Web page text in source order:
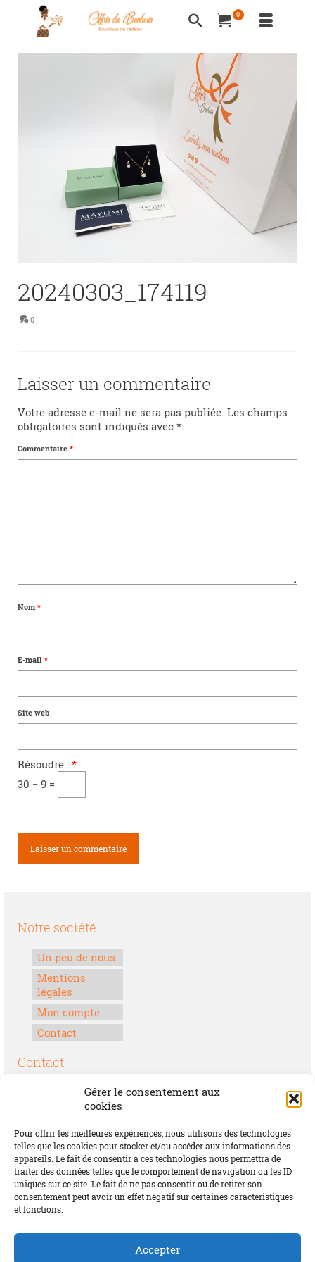
Gérer le consentement aux
cookies
Pour offrir les meilleures expériences, nous utilisons des technologies
telles que les cookies pour stocker et/ou accéder aux informations des
appareils. Le fait de consentir à ces technologies nous permettra de
traiter des données telles que le comportement de navigation ou les ID
uniques sur ce site. Le fait de ne pas consentir ou de retirer son
consentement peut avoir un effet négatif sur certaines caractéristiques
et fonctions.
Accepter
0
20240303_174119
0
Laisser un commentaire
Votre adresse e-mail ne sera pas publiée. Les champs
obligatoires sont indiqués avec *
Commentaire *
Nom *
E-mail *
Site web
Résoudre : *
30 − 9 =
Notre société
Un peu de nous
Mentions
légales
Mon compte
Contact
Contact
Boulevard Félix Houphouët-Boigny
contact@offrirdubonheur.com
Blog